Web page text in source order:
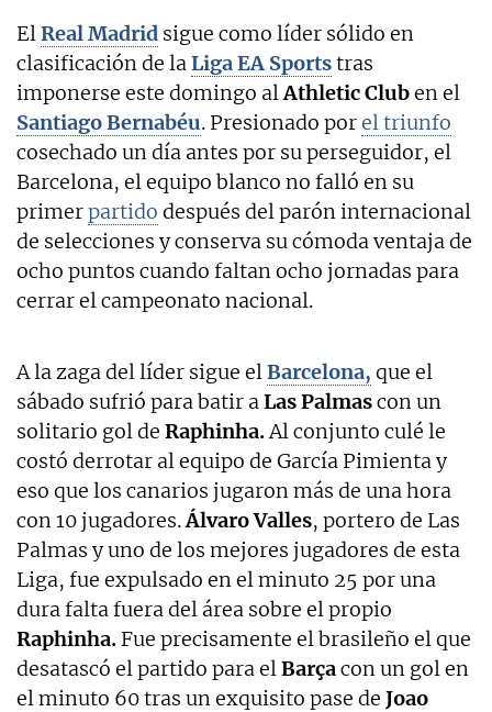
ElReal Madrid sigue como líder sólido en
clasificación de laLiga EA Sportstras
imponerse este domingo alAthletic Cluben el
Santiago Bernabéu. Presionado porel triunfo
cosechado un día antes por su perseguidor, el
Barcelona, el equipo blanco no falló en su
primerpartido después del parón internacional
de selecciones y conserva su cómoda ventaja de
ocho puntos cuando faltan ocho jornadas para
cerrar el campeonato nacional.
A la zaga del líder sigue elBarcelona, que el
sábado sufrió para batir aLas Palmascon un
solitario gol de Raphinha.Al conjunto culé le
costó derrotar al equipo de García Pimienta y
eso que los canarios jugaron más de una hora
con 10 jugadores.Álvaro Valles, portero de Las
Palmas y uno de los mejores jugadores de esta
Liga, fue expulsado en el minuto 25 por una
dura falta fuera del área sobre el propio
Raphinha.Fue precisamente el brasileño el que
desatascó el partido para elBarçacon un gol en
el minuto 60 tras un exquisito pase de Joao